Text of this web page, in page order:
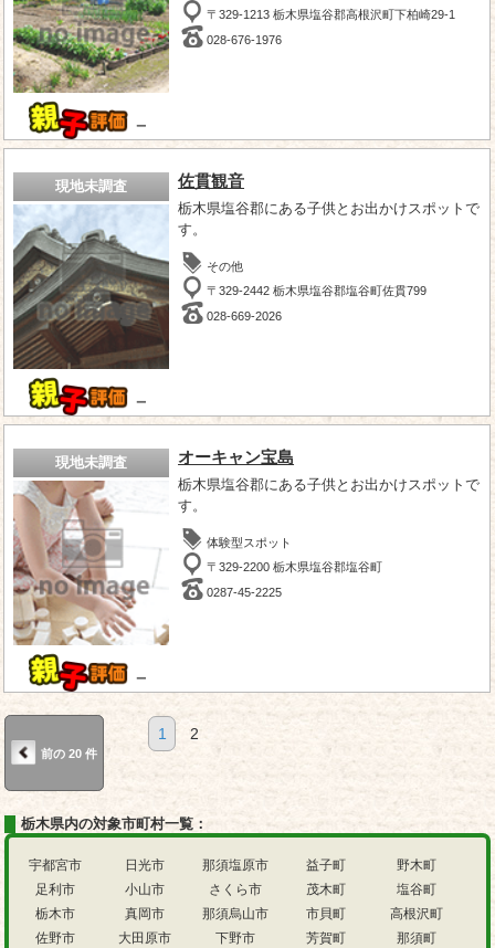
－
〒329-1213 栃木県塩谷郡高根沢町下柏崎29-1
028-676-1976
現地未調査
－
佐貫観音
栃木県塩谷郡にある子供とお出かけスポットで
す。
その他
〒329-2442 栃木県塩谷郡塩谷町佐貫799
028-669-2026
現地未調査
－
オーキャン宝島
栃木県塩谷郡にある子供とお出かけスポットで
す。
体験型スポット
〒329-2200 栃木県塩谷郡塩谷町
0287-45-2225
前の 20 件
1 2
栃木県内の対象市町村一覧：
宇都宮市
足利市
栃木市
佐野市
日光市
小山市
真岡市
大田原市
那須塩原市
さくら市
那須烏山市
下野市
益子町
茂木町
市貝町
芳賀町
野木町
塩谷町
高根沢町
那須町